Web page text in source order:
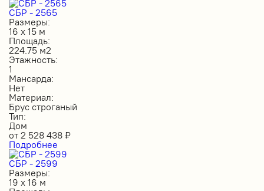
СБР - 2565
Размеры:
16 х 15 м
Площадь:
224.75 м2
Этажность:
1
Мансарда:
Нет
Материал:
Брус строганый
Тип:
Дом
от 2 528 438 ₽
Подробнее
СБР - 2599
Размеры:
19 х 16 м